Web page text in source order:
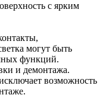
с ярким
могут быть
функций.
и демонтажа.
возможность